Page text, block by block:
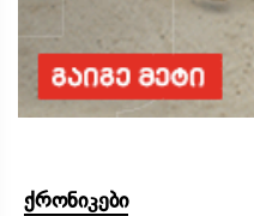
ქრონიკები